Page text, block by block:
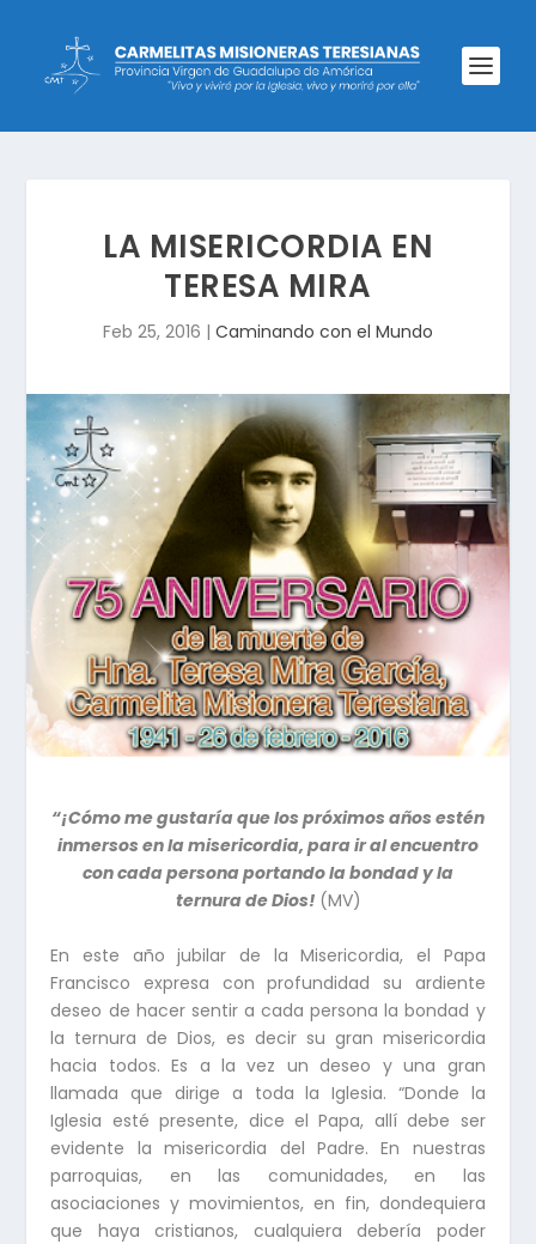
LA MISERICORDIA EN
TERESA MIRA
Feb 25, 2016 | Caminando con el Mundo
“¡Cómo me gustaría que los próximos años estén
inmersos en la misericordia, para ir al encuentro
con cada persona portando la bondad y la
ternura de Dios! (MV)
En este año jubilar de la Misericordia, el Papa
Francisco expresa con profundidad su ardiente
deseo de hacer sentir a cada persona la bondad y
la ternura de Dios, es decir su gran misericordia
hacia todos. Es a la vez un deseo y una gran
llamada que dirige a toda la Iglesia. “Donde la
Iglesia esté presente, dice el Papa, allí debe ser
evidente la misericordia del Padre. En nuestras
parroquias, en las comunidades, en las
asociaciones y movimientos, en fin, dondequiera
que haya cristianos, cualquiera debería poder